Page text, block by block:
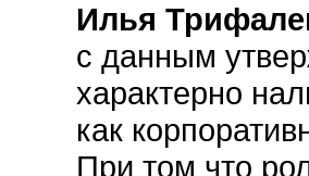
Илья
с данным
характерно
как
При том что